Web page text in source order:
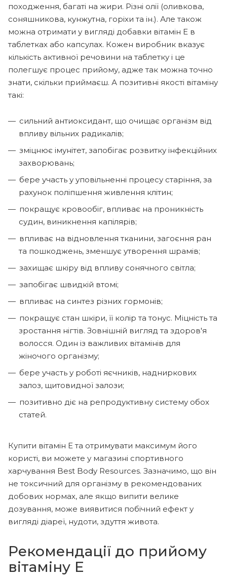
походження, багаті на жири. Різні олії (оливкова,
соняшникова, кунжутна, горіхи та ін.). Але також
можна отримати у вигляді добавки вітамін Е в
таблетках або капсулах. Кожен виробник вказує
кількість активної речовини на таблетку і це
полегшує процес прийому, адже так можна точно
знати, скільки приймаєш. А позитивні якості вітаміну
такі:
сильний антиоксидант, що очищає організм від
впливу вільних радикалів;
зміцнює імунітет, запобігає розвитку інфекційних
захворювань;
бере участь у уповільненні процесу старіння, за
рахунок поліпшення живлення клітин;
покращує кровообіг, впливає на проникність
судин, виникнення капілярів;
впливає на відновлення тканини, загоєння ран
та пошкоджень, зменшує утворення шрамів;
захищає шкіру від впливу сонячного світла;
запобігає швидкій втомі;
впливає на синтез різних гормонів;
покращує стан шкіри, її колір та тонус. Міцність та
зростання нігтів. Зовнішній вигляд та здоров'я
волосся. Один із важливих вітамінів для
жіночого організму;
бере участь у роботі яєчників, надниркових
залоз, щитовидної залози;
позитивно діє на репродуктивну систему обох
статей.
Купити вітамін Е та отримувати максимум його
користі, ви можете у магазині спортивного
харчування Best Body Resources. Зазначимо, що він
не токсичний для організму в рекомендованих
добових нормах, але якщо випити велике
дозування, може виявитися побічний ефект у
вигляді діареї, нудоти, здуття живота.
Рекомендації до прийому
вітаміну Е